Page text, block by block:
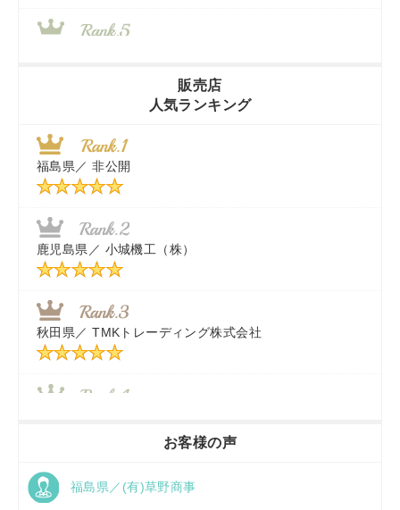
近江商事合同会社：「茨城中古農建機販売」
千葉県／ 株式会社テクノ・タカ
福岡県／株式会社カドワキ機械（旧ナカガワ農機商会）
東京都／
秋田県／ TMKトレーディング株式会社
販売店
人気ランキング
福島県／ 非公開
鹿児島県／ 小城機工（株）
秋田県／ TMKトレーディング株式会社
京都府／
お客様の声
福島県／(有)草野商事